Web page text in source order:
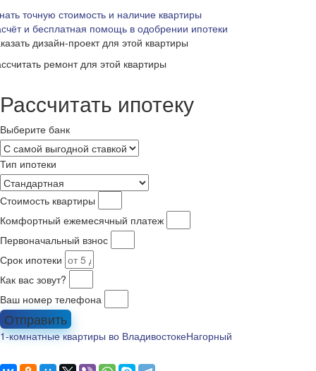
точную стоимость и наличие квартиры
и бесплатная помощь в одобрении ипотеки
дизайн-проект для этой квартиры
ремонт для этой квартиры
Рассчитать ипотеку
Выберите банк
Тип ипотеки
Стоимость квартиры
Комфортный ежемесячный платеж
Первоначальный взнос
Срок ипотеки
Как вас зовут?
Ваш номер телефона
Отправить
1-комнатные квартиры во ВладивостокеНагорный